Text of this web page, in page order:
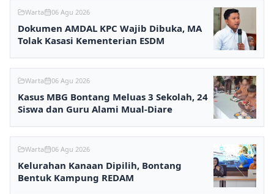
Warta 06 Agu 2026
Dokumen AMDAL KPC Wajib Dibuka, MA
Tolak Kasasi Kementerian ESDM
Warta 06 Agu 2026
Kasus MBG Bontang Meluas 3 Sekolah, 24
Siswa dan Guru Alami Mual-Diare
Warta 06 Agu 2026
Kelurahan Kanaan Dipilih, Bontang
Bentuk Kampung REDAM